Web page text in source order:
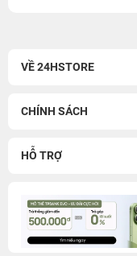
VỀ 24HSTORE
CHÍNH SÁCH
HỖ TRỢ